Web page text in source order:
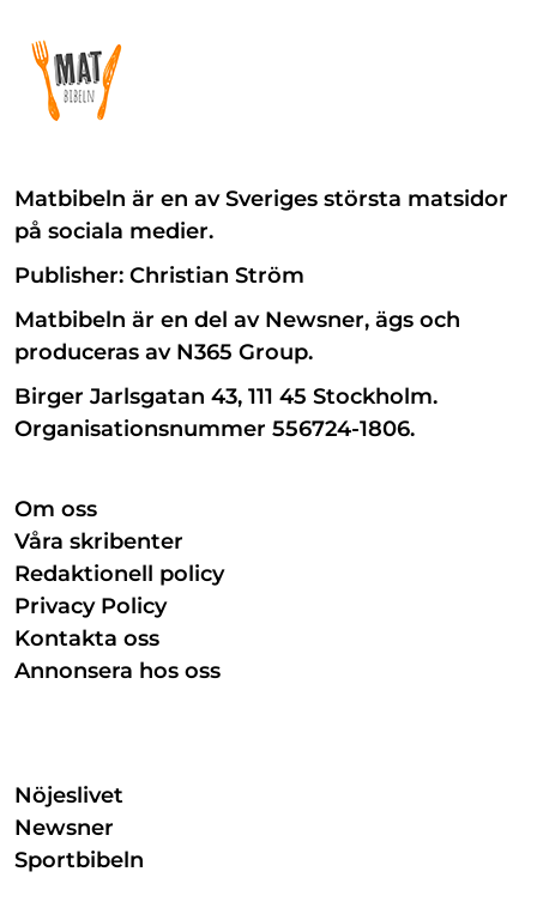
Matbibeln är en av Sveriges största matsidor
på sociala medier.
Publisher: Christian Ström
Matbibeln är en del av Newsner, ägs och
produceras av N365 Group.
Birger Jarlsgatan 43, 111 45 Stockholm.
Organisationsnummer 556724-1806.
Om oss
Våra skribenter
Redaktionell policy
Privacy Policy
Kontakta oss
Annonsera hos oss
Nöjeslivet
Newsner
Sportbibeln